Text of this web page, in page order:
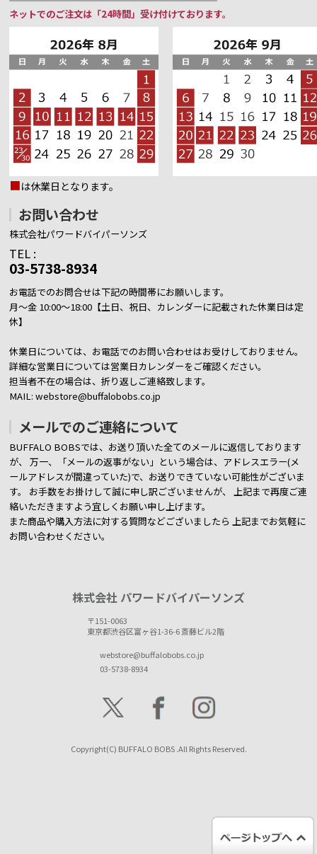
ネットでのご注文は「24時間」受け付けております。
■は休業日となります。
お問い合わせ
株式会社パワードバイパーソンズ
TEL :
03-5738-8934
お電話でのお問合せは下記の時間帯にお願いします。
月～金 10:00～18:00【土日、祝日、カレンダーに記載された休業日は定
休】
休業日については、お電話でのお問い合わせはお受けしておりません。
詳細な営業日については営業日カレンダーをご確認ください。
担当者不在の場合は、折り返しご連絡致します。
MAIL: webstore@buffalobobs.co.jp
メールでのご連絡について
BUFFALO BOBSでは、お送り頂いた全てのメールに返信しております
が、
万一、「メールの返事がない」という場合は、アドレスエラー(メ
ールアドレスが間違っていた)で、お送りできていない可能性がございま
す。 お手数をお掛けして誠に申し訳ございませんが、 上記まで再度ご連
絡いただきますよう宜しくお願い申し上げます。
また商品や購入方法に対する質問などございましたら 上記までお気軽に
お問い合わせください。
株式会社 パワードバイパーソンズ
〒151-0063
東京都渋谷区富ヶ谷1-36-6 斎藤ビル2階
webstore@buffalobobs.co.jp
03-5738-8934
Copyright(C) BUFFALO BOBS .All Rights Reserved.